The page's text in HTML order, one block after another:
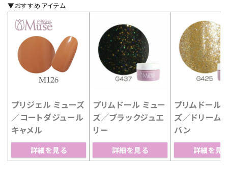
▼おすすめアイテム
プリジェル ミューズ
／コートダジュール
キャメル
プリムドール ミュー
ズ／ブラックジュエ
リー
プリムドール
ズ／ドリーム
パン
詳細を見る 詳細を見る 詳細を見